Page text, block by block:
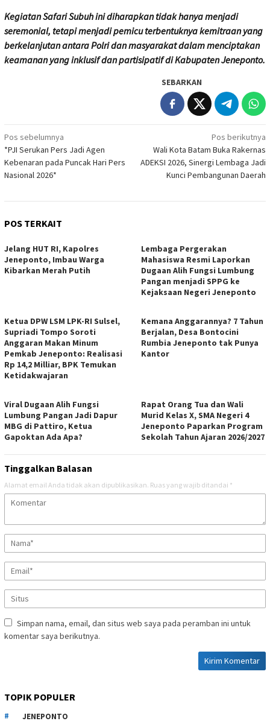
Kegiatan Safari Subuh ini diharapkan tidak hanya menjadi
seremonial, tetapi menjadi pemicu terbentuknya kemitraan yang
berkelanjutan antara Polri dan masyarakat dalam menciptakan
keamanan yang inklusif dan partisipatif di Kabupaten Jeneponto.
SEBARKAN
Navigasi
pos
Pos sebelumnya
*PJI Serukan Pers Jadi Agen
Kebenaran pada Puncak Hari Pers
Nasional 2026*
Pos berikutnya
Wali Kota Batam Buka Rakernas
ADEKSI 2026, Sinergi Lembaga Jadi
Kunci Pembangunan Daerah
POS TERKAIT
Jelang HUT RI, Kapolres
Jeneponto, Imbau Warga
Kibarkan Merah Putih
Lembaga Pergerakan
Mahasiswa Resmi Laporkan
Dugaan Alih Fungsi Lumbung
Pangan menjadi SPPG ke
Kejaksaan Negeri Jeneponto
Ketua DPW LSM LPK-RI Sulsel,
Supriadi Tompo Soroti
Anggaran Makan Minum
Pemkab Jeneponto: Realisasi
Rp 14,2 Milliar, BPK Temukan
Ketidakwajaran
Kemana Anggarannya? 7 Tahun
Berjalan, Desa Bontocini
Rumbia Jeneponto tak Punya
Kantor
Viral Dugaan Alih Fungsi
Lumbung Pangan Jadi Dapur
MBG di Pattiro, Ketua
Gapoktan Ada Apa?
Rapat Orang Tua dan Wali
Murid Kelas X, SMA Negeri 4
Jeneponto Paparkan Program
Sekolah Tahun Ajaran 2026/2027
Tinggalkan Balasan
Alamat email Anda tidak akan dipublikasikan. Ruas yang wajib ditandai *
Simpan nama, email, dan situs web saya pada peramban ini untuk
komentar saya berikutnya.
TOPIK POPULER
JENEPONTO